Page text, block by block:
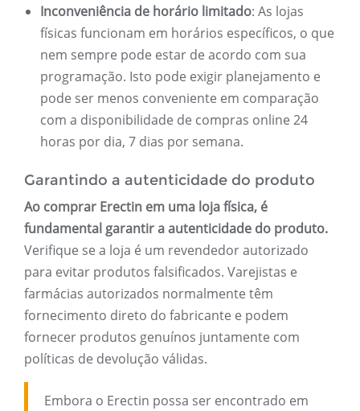
Inconveniência de horário limitado: As lojas
físicas funcionam em horários específicos, o que
nem sempre pode estar de acordo com sua
programação. Isto pode exigir planejamento e
pode ser menos conveniente em comparação
com a disponibilidade de compras online 24
horas por dia, 7 dias por semana.
Garantindo a autenticidade do produto
Ao comprar Erectin em uma loja física, é
fundamental garantir a autenticidade do produto.
Verifique se a loja é um revendedor autorizado
para evitar produtos falsificados. Varejistas e
farmácias autorizados normalmente têm
fornecimento direto do fabricante e podem
fornecer produtos genuínos juntamente com
políticas de devolução válidas.
Embora o Erectin possa ser encontrado em